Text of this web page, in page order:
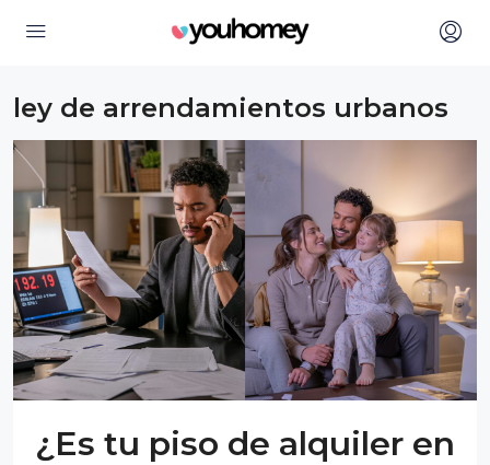
ley de arrendamientos urbanos
¿Es tu piso de alquiler en